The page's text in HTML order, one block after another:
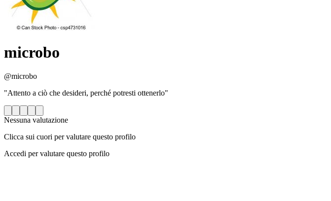
microbo
@microbo
"Attento a ciò che desideri, perché potresti ottenerlo"
Nessuna valutazione
Clicca sui cuori per valutare questo profilo
Accedi per valutare questo profilo